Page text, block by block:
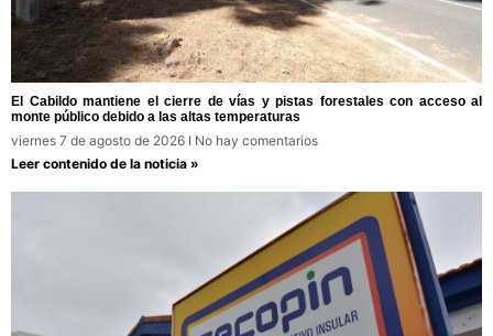
El Cabildo mantiene el cierre de vías y pistas forestales con acceso al
monte público debido a las altas temperaturas
viernes 7 de agosto de 2026
No hay comentarios
Leer contenido de la noticia »